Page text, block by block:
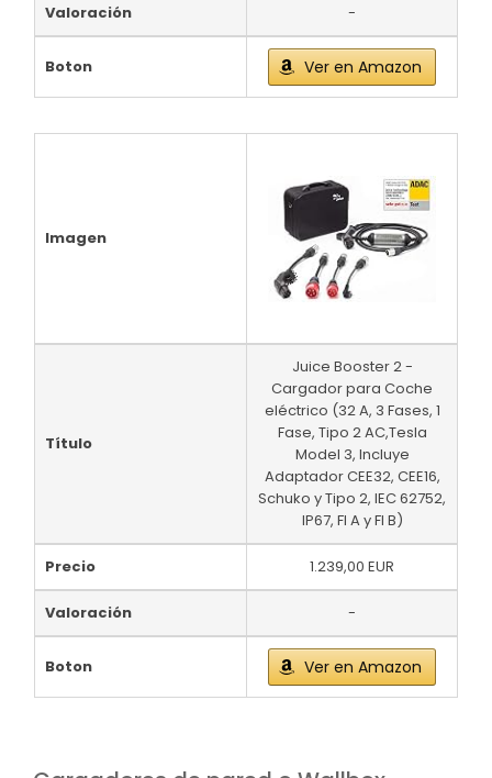
Valoración -
Boton Ver en Amazon
Imagen
Título
Juice Booster 2 -
Cargador para Coche
eléctrico (32 A, 3 Fases, 1
Fase, Tipo 2 AC,Tesla
Model 3, Incluye
Adaptador CEE32, CEE16,
Schuko y Tipo 2, IEC 62752,
IP67, FI A y FI B)
Precio 1.239,00 EUR
Valoración -
Boton Ver en Amazon